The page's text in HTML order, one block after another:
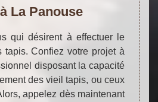
La Panouse
qui désirent à effectuer le
tapis. Confiez votre projet à
disposant la capacité
des vieil tapis, ou ceux
appelez dès maintenant